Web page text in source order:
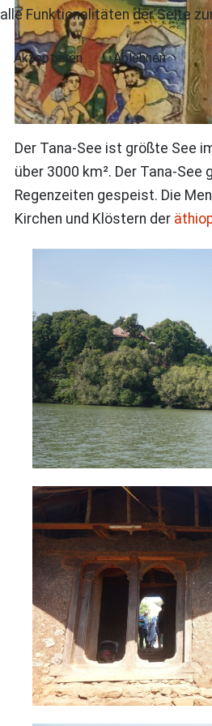
Der Tana-See ist größte See
über 3000 km². Der Tana-See
Regenzeiten gespeist. Die
Kirchen und Klöstern der
alle Funktionalitäten der Seite
Akzeptieren Ablehnen